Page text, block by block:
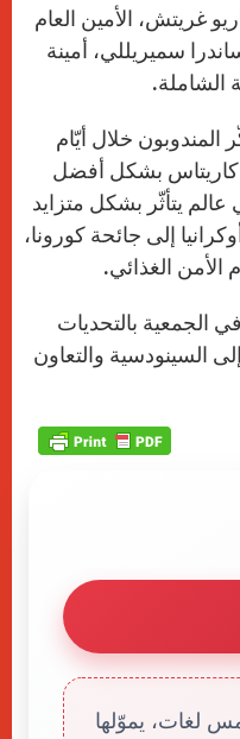
غريتش، الأمين العام
سميريللي، أمينة
الشاملة.
خلال أيّام
بشكل أفضل
يتأثّر بشكل متزايد
إلى جائحة كورونا،
الأمن الغذائي.
في الجمعية بالتحديات
السينودسية والتعاون
لغات، يموّلها